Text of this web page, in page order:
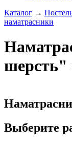
Каталог →
наматрасники
шерсть"
Выберите